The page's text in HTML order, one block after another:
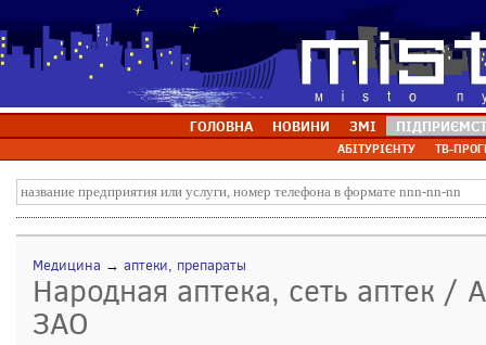
ГОЛОВНА НОВИНИ ЗМІ
АБІТУРІЄНТУ ТВ-
Медицина → аптеки, препараты
Народная аптека, сеть аптек /
ЗАО